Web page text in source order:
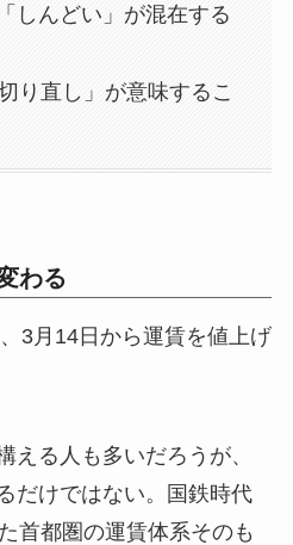
しんどい」が混在する
り直し」が意味するこ
わる
3月14日から運賃を値上げ
える人も多いだろうが、
だけではない。国鉄時代
首都圏の運賃体系そのも